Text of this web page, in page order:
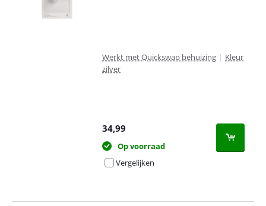
Werkt met Quickswap behuizing | Kleur
zilver
34,99
Op voorraad
Vergelijken